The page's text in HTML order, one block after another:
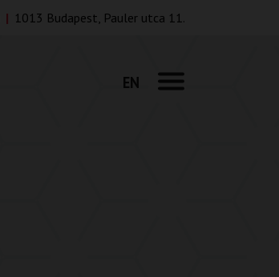
| 1013 Budapest, Pauler utca 11.
EN